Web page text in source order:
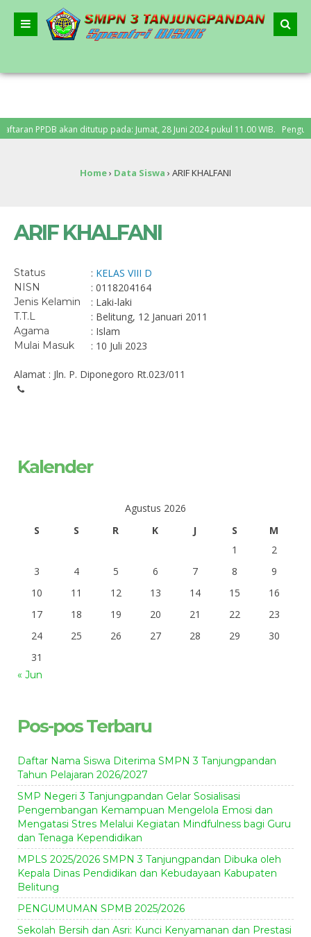
PPDB akan ditutup pada: Jumat, 28 Juni 2024 pukul 11.00 WIB.
Home› Data Siswa › ARIF KHALFANI
ARIF KHALFANI
Status : KELAS VIII D
NISN : 0118204164
Jenis Kelamin : Laki-laki
T.T.L : Belitung, 12 Januari 2011
Agama : Islam
Mulai Masuk : 10 Juli 2023
Alamat : Jln. P. Diponegoro Rt.023/011
Kalender
Agustus 2026
S
S R K J S
M
1
2
3
4 5 6 7 8
9
10
11 12 13 14 15
16
17
18 19 20 21 22
23
24
25 26 27 28 29
30
31
« Jun
Pos-pos Terbaru
Daftar Nama Siswa Diterima SMPN 3 Tanjungpandan
Tahun Pelajaran 2026/2027
SMP Negeri 3 Tanjungpandan Gelar Sosialisasi
Pengembangan Kemampuan Mengelola Emosi dan
Mengatasi Stres Melalui Kegiatan Mindfulness bagi Guru
dan Tenaga Kependidikan
MPLS 2025/2026 SMPN 3 Tanjungpandan Dibuka oleh
Kepala Dinas Pendidikan dan Kebudayaan Kabupaten
Belitung
PENGUMUMAN SPMB 2025/2026
Sekolah Bersih dan Asri: Kunci Kenyamanan dan Prestasi